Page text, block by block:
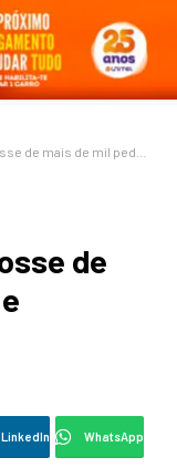
de mil pedras de diamantes
de
LinkedIn WhatsApp